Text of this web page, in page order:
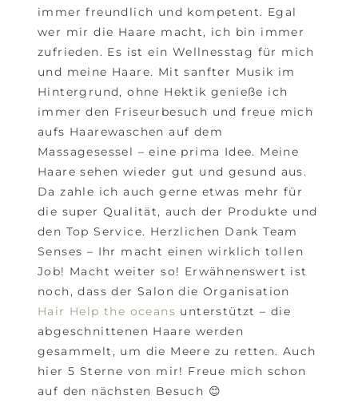
immer freundlich und kompetent. Egal
wer mir die Haare macht, ich bin immer
zufrieden. Es ist ein Wellnesstag für mich
und meine Haare. Mit sanfter Musik im
Hintergrund, ohne Hektik genieße ich
immer den Friseurbesuch und freue mich
aufs Haarewaschen auf dem
Massagesessel – eine prima Idee. Meine
Haare sehen wieder gut und gesund aus.
Da zahle ich auch gerne etwas mehr für
die super Qualität, auch der Produkte und
den Top Service. Herzlichen Dank Team
Senses – Ihr macht einen wirklich tollen
Job! Macht weiter so! Erwähnenswert ist
noch, dass der Salon die Organisation
Hair Help the oceans unterstützt – die
abgeschnittenen Haare werden
gesammelt, um die Meere zu retten. Auch
hier 5 Sterne von mir! Freue mich schon
auf den nächsten Besuch 😊